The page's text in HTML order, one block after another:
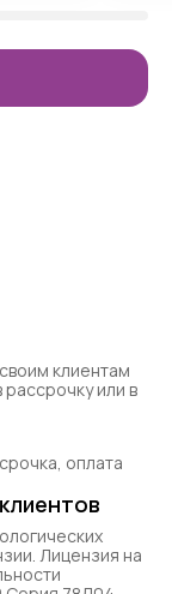
клиентам
или в
оплата
Лицензия на